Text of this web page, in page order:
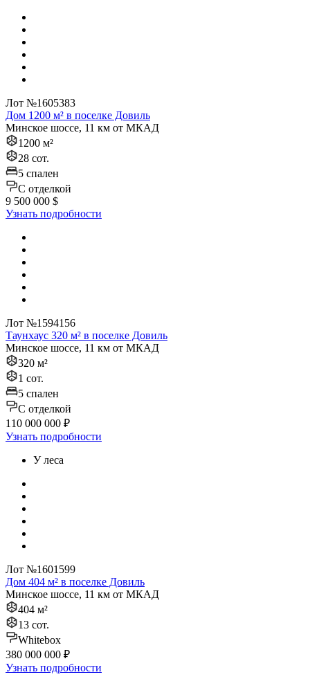
Лот №1605383
Дом 1200 м² в поселке Довиль
Минское шоссе, 11 км от МКАД
1200 м²
28 сот.
5 спален
C отделкой
9 500 000 $
Узнать подробности
Лот №1594156
Таунхаус 320 м² в поселке Довиль
Минское шоссе, 11 км от МКАД
320 м²
1 сот.
5 спален
C отделкой
110 000 000 ₽
Узнать подробности
У леса
Лот №1601599
Дом 404 м² в поселке Довиль
Минское шоссе, 11 км от МКАД
404 м²
13 сот.
Whitebox
380 000 000 ₽
Узнать подробности